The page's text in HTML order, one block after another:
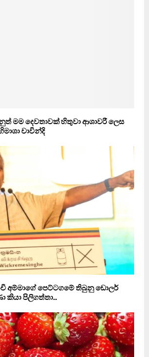
මම දෙවතාවක් හිතුවා ආශාවරී ලෙස
චාවින්දි
අම්මාගේ පෙට්ටගමේ තිබුනු ඩොලර්
කියා පිලිගත්තා..